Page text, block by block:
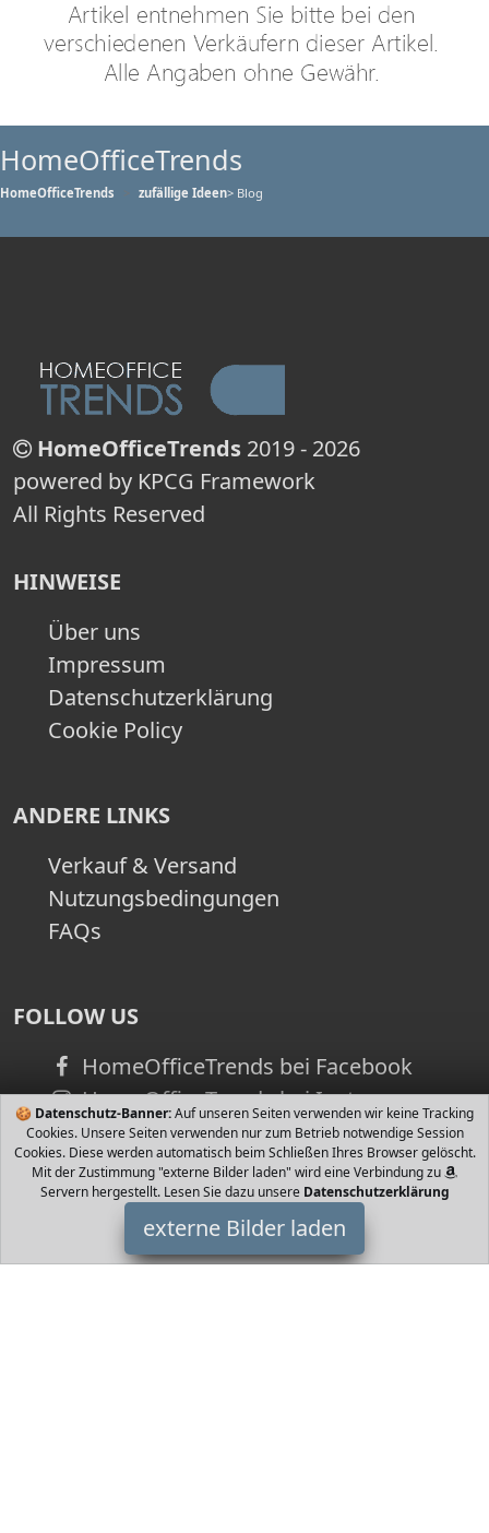
HomeOfficeTrends
HomeOfficeTrends zufällige Ideen> Blog
🍪 Datenschutz-Banner:Auf unseren Seiten verwenden wir keine Tracking
Cookies. Unsere Seiten verwenden nur zum Betrieb notwendige Session
Cookies. Diese werden automatisch beim Schließen Ihres Browser gelöscht.
Mit der Zustimmung "externe Bilder laden" wird eine Verbindung zu
Servern hergestellt. Lesen Sie dazu unsere Datenschutzerklärung
externe Bilder laden
HomeOfficeTrends 2019 - 2026
powered by KPCG Framework
All Rights Reserved
HINWEISE
Über uns
Impressum
Datenschutzerklärung
Cookie Policy
ANDERE LINKS
Verkauf & Versand
Nutzungsbedingungen
FAQs
FOLLOW US
HomeOfficeTrends bei Facebook
HomeOfficeTrends bei Instagram